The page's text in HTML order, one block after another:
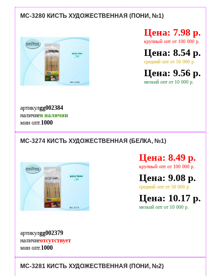
МС-3280 КИСТЬ ХУДОЖЕСТВЕННАЯ (ПОНИ, №1)
Цена: 7.98 р.
крупный опт от 100 000 р.
Цена: 8.54 р.
средний опт от 50 000 р.
Цена: 9.56 р.
мелкий опт от 10 000 р.
артикулgg002384
наличиев наличии
мин опт.1000
МС-3274 КИСТЬ ХУДОЖЕСТВЕННАЯ (БЕЛКА, №1)
Цена: 8.49 р.
крупный опт от 100 000 р.
Цена: 9.08 р.
средний опт от 50 000 р.
Цена: 10.17 р.
мелкий опт от 10 000 р.
артикулgg002379
наличиеотсутствует
мин опт.1000
МС-3281 КИСТЬ ХУДОЖЕСТВЕННАЯ (ПОНИ, №2)